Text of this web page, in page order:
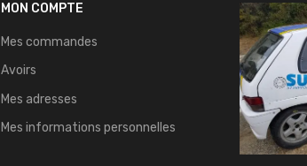
MON COMPTE
Mes commandes
Avoirs
Mes adresses
Mes informations personnelles